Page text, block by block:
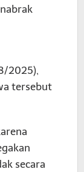
2025),
tersebut
secara